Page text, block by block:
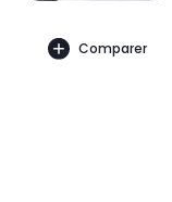
Comparer